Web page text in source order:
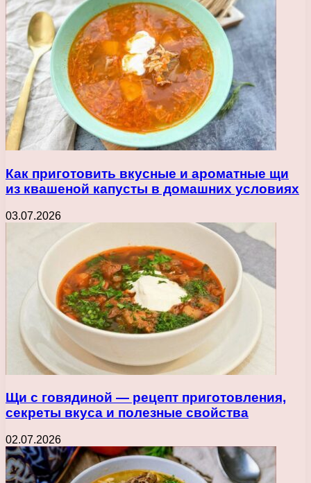
Как приготовить вкусные и ароматные щи
из квашеной капусты в домашних условиях
03.07.2026
Щи с говядиной — рецепт приготовления,
секреты вкуса и полезные свойства
02.07.2026